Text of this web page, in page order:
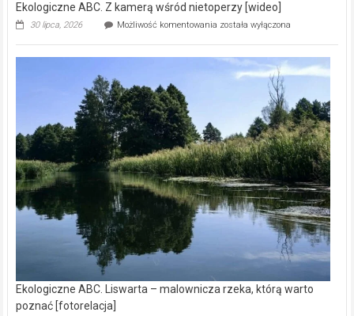
Ekologiczne ABC. Z kamerą wśród nietoperzy [wideo]
30 lipca, 2026 Możliwość komentowania Ekologiczne
kamerą
wśród
została wyłączona
Ekologiczne ABC. Liswarta – malownicza rzeka, którą warto
poznać [fotorelacja]